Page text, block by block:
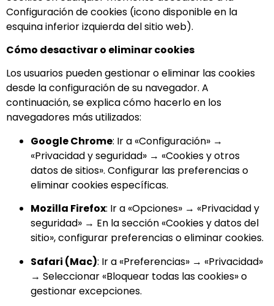
Configuración de cookies (icono disponible en la
esquina inferior izquierda del sitio web).
Cómo desactivar o eliminar cookies
Los usuarios pueden gestionar o eliminar las cookies
desde la configuración de su navegador. A
continuación, se explica cómo hacerlo en los
navegadores más utilizados:
Google Chrome: Ir a «Configuración» →
«Privacidad y seguridad» → «Cookies y otros
datos de sitios». Configurar las preferencias o
eliminar cookies específicas.
Mozilla Firefox: Ir a «Opciones» → «Privacidad y
seguridad» → En la sección «Cookies y datos del
sitio», configurar preferencias o eliminar cookies.
Safari (Mac): Ir a «Preferencias» → «Privacidad»
→ Seleccionar «Bloquear todas las cookies» o
gestionar excepciones.